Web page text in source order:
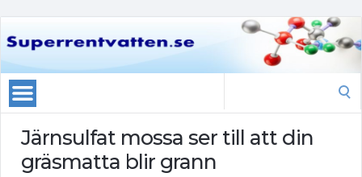
Järnsulfat mossa ser till att din
gräsmatta blir grann